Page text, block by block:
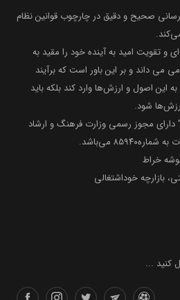
صحیح و دقیق در چارچوب قوانین نظام
تقویت امید به آینده خود را مقید به
می داند و بر این باور است که برآیند
این اصول و ارزش‌ها وارد کند بلکه باید
شود.
دارای مجوز رسمی وزارت فرهنگ و ارشاد
می‌باشد.
خراط
بازارچه خوداشتغالی
کنید ...